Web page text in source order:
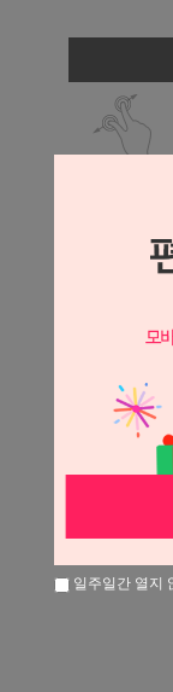
일주일간 열지